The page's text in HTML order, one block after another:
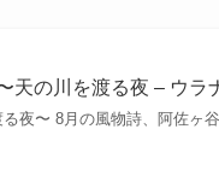
天の川を渡る夜 – ウラ
夜〜 8月の風物詩、阿佐ヶ